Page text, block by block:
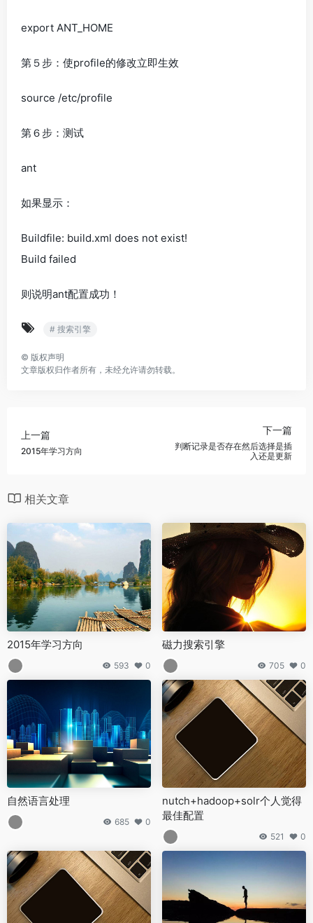
export ANT_HOME
第５步：使profile的修改立即生效
source /etc/profile
第６步：测试
ant
如果显示：
Buildfile: build.xml does not exist!
Build failed
则说明ant配置成功！
# 搜索引擎
© 版权声明
文章版权归作者所有，未经允许请勿转载。
上一篇
2015年学习方向
下一篇
判断记录是否存在然后选择是插
入还是更新
相关文章
2015年学习方向
593 0
磁力搜索引擎
705 0
自然语言处理
685 0
nutch+hadoop+solr个人觉得
最佳配置
521 0